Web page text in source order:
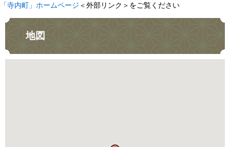
「寺内町」ホームページ ＜外部リンク＞ をご覧ください
地図